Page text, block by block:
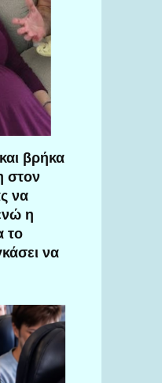
βρήκα
στον
να
η
το
να